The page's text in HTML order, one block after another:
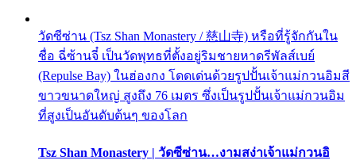
วัดซีซ่าน (Tsz Shan Monastery / 慈山寺) หรือที่รู้จักกันใน
ชื่อ ฉี่ซ้านจี๋ เป็นวัดพุทธที่ตั้งอยู่ริมชายหาดรีพัลส์เบย์
(Repulse Bay) ในฮ่องกง โดดเด่นด้วยรูปปั้นเจ้าแม่กวนอิมสี
ขาวขนาดใหญ่ สูงถึง 76 เมตร ซึ่งเป็นรูปปั้นเจ้าแม่กวนอิม
ที่สูงเป็นอันดับต้นๆ ของโลก
Tsz Shan Monastery | วัดซีซ่าน…งามสง่าเจ้าแม่กวนอิ